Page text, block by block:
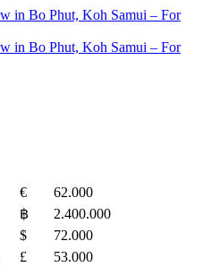
€
62.000
฿
2.400.000
$
72.000
£
53.000